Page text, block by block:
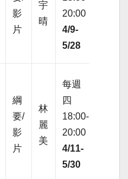
影
片
宇
晴
20:00
4/9-
5/28
綱
要/
影
片
林
麗
美
每週
四
18:00-
20:00
4/11-
5/30